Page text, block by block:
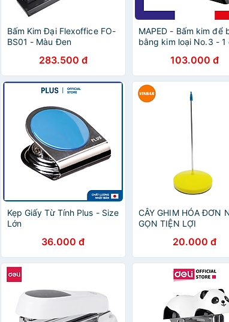
Bấm Kim Đại Flexoffice FO-
BS01 - Màu Đen
283.500 đ
MAPED - Bấm kim để
bằng kim loại No.3 - 1
103.000 đ
Kẹp Giấy Từ Tính Plus - Size
Lớn
36.000 đ
CÂY GHIM HÓA ĐƠN
GỌN TIỆN LỢI
20.000 đ